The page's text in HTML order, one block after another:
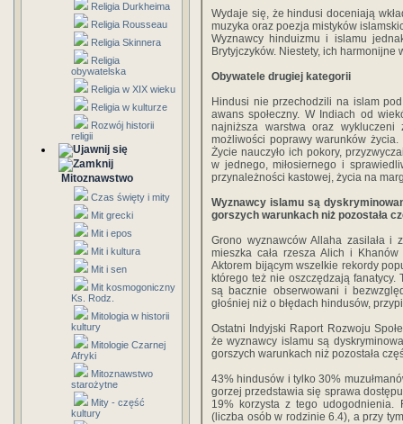
Religia Durkheima
Religia Rousseau
Religia Skinnera
Religia
obywatelska
Religia w XIX wieku
Religia w kulturze
Rozwój historii
religii
Mitoznawstwo
Czas święty i mity
Mit grecki
Mit i epos
Mit i kultura
Mit i sen
Mit kosmogoniczny
Ks. Rodz.
Mitologia w historii
kultury
Mitologie Czarnej
Afryki
Mitoznawstwo
starożytne
Mity - część
kultury
Wydaje się, że hindusi doceniają
muzyka oraz poezja mistyków
Wyznawcy hinduizmu i islamu
Brytyjczyków. Niestety, ich harmonijne
Obywatele drugiej kategorii
Hindusi nie przechodzili na islam
awans społeczny. W Indiach od
najniższa warstwa oraz
możliwości poprawy warunków
Życie nauczyło ich pokory,
w jednego, miłosiernego i
przynależności kastowej, życia na
Wyznawcy islamu są
gorszych warunkach niż pozostała
Grono wyznawców Allaha zasilała i
mieszka cała rzesza Alich i
Aktorem bijącym wszelkie rekordy
którego też nie oszczędzają
są bacznie obserwowani i
głośniej niż o błędach hindusów,
Ostatni Indyjski Raport Rozwoju
że wyznawcy islamu są
gorszych warunkach niż pozostała
43% hindusów i tylko 30%
gorzej przedstawia się sprawa
19% korzysta z tego udogodnienia.
(liczba osób w rodzinie 6.4), a przy